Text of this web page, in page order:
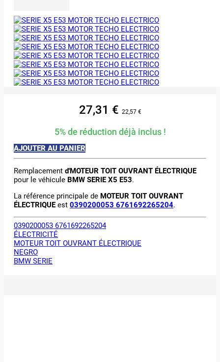
27,31 € 22,57 €
5% de réduction déjà inclus !
AJOUTER AU PANIER
Remplacement d'MOTEUR TOIT OUVRANT ÉLECTRIQUE
pour le véhicule BMW SERIE X5 E53.
La référence principale de MOTEUR TOIT OUVRANT
ÉLECTRIQUEest 0390200053 6761692265204.
0390200053 6761692265204
ÉLECTRICITÉ
MOTEUR TOIT OUVRANT ÉLECTRIQUE
NEGRO
BMW SERIE